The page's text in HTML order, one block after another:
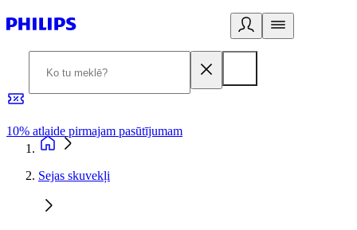
10% atlaide pirmajam pasūtījumam
Sejas skuvekļi